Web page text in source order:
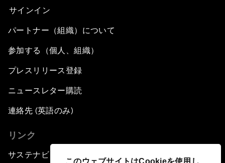
このウェブサイトはCookieを使用し
サインイン
パートナー（組織）について
参加する（個人、組織）
プレスリリース登録
ニュースレター購読
連絡先 (英語のみ)
リンク
サステナビリティへの取り組み